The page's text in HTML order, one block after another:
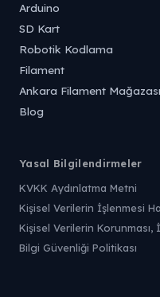
Arduino
SD Kart
Robotik Kodlama
Filament
Ankara Filament Mağazası
Blog
Yasal Bilgilendirmeler
KVKK Aydınlatma Metni
Kişisel Verilerin İşlenmesi
Kişisel Verilerin Korunması,
Bilgi Güvenliği Politikası